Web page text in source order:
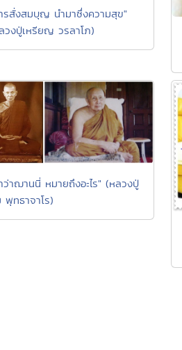
รสั่งสมบุญ นำมาซึ่งความสุข"
วงปู่เหรียญ วรลาโภ)
ว่าฌานนี่ หมายถึงอะไร" (หลวงปู่
พุทธาจาโร)